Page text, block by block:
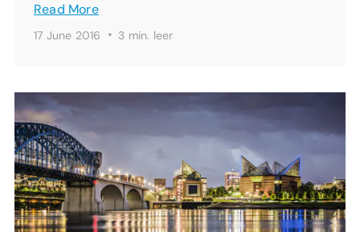
Read More
17 June 2016 · 3 min. leer